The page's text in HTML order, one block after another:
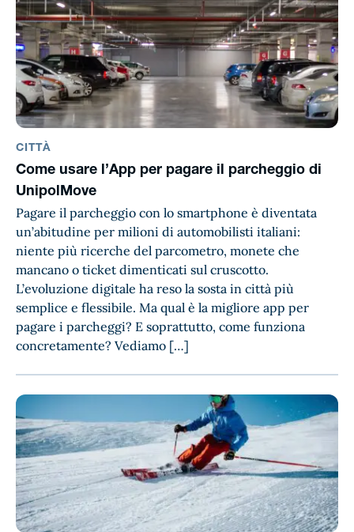
CITTÀ
Come usare l’App per pagare il parcheggio di
UnipolMove
Pagare il parcheggio con lo smartphone è diventata
un’abitudine per milioni di automobilisti italiani:
niente più ricerche del parcometro, monete che
mancano o ticket dimenticati sul cruscotto.
L’evoluzione digitale ha reso la sosta in città più
semplice e flessibile. Ma qual è la migliore app per
pagare i parcheggi? E soprattutto, come funziona
concretamente? Vediamo […]